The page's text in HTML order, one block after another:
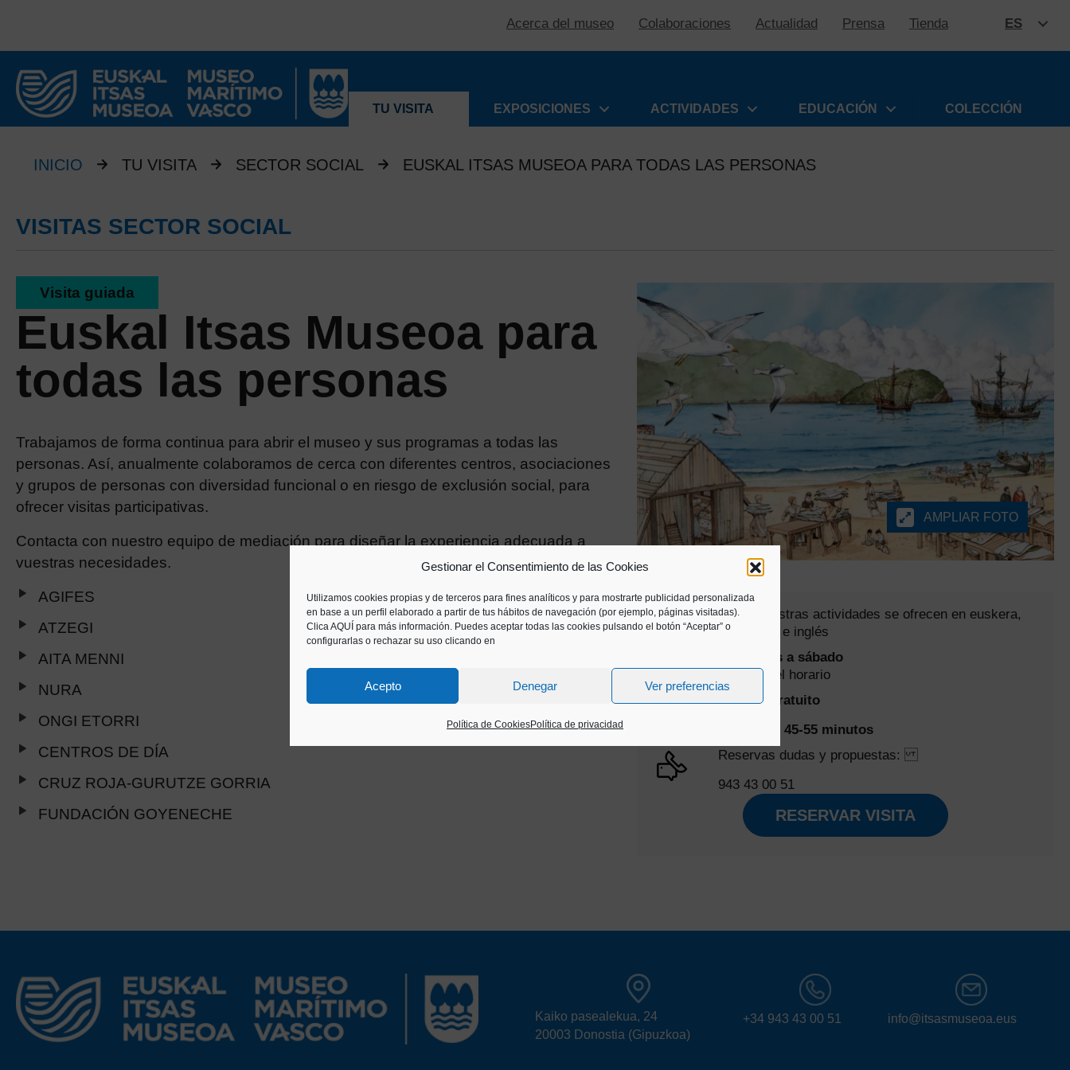
Gestionar el Consentimiento de las Cookies
Utilizamos cookies propias y de terceros para fines analíticos y para mostrarte publicidad personalizada
en base a un perfil elaborado a partir de tus hábitos de navegación (por ejemplo, páginas visitadas).
Clica AQUÍ para más información. Puedes aceptar todas las cookies pulsando el botón “Aceptar” o
configurarlas o rechazar su uso clicando en
Acepto Denegar Ver preferencias
Política de CookiesPolítica de privacidad
Acerca del museo Colaboraciones Actualidad Prensa Tienda ES
TU VISITA
EXPOSICIONES ACTIVIDADES EDUCACIÓN COLECCIÓN
INICIO TU VISITA SECTOR SOCIAL EUSKAL ITSAS MUSEOA PARA TODAS LAS PERSONAS
VISITAS SECTOR SOCIAL
Visita guiada
Euskal Itsas Museoa para
todas las personas
Trabajamos de forma continua para abrir el museo y sus programas a todas las
personas. Así, anualmente colaboramos de cerca con diferentes centros, asociaciones
y grupos de personas con diversidad funcional o en riesgo de exclusión social, para
ofrecer visitas participativas.
Contacta con nuestro equipo de mediación para diseñar la experiencia adecuada a
vuestras necesidades.
AGIFES
ATZEGI
AITA MENNI
NURA
ONGI ETORRI
CENTROS DE DÍA
CRUZ ROJA-GURUTZE GORRIA
FUNDACIÓN GOYENECHE
AMPLIAR FOTO
Todas nuestras actividades se ofrecen en euskera,
castellano e inglés
De martes a sábado
Consulta el horario
Precio: Gratuito
Duración: 45-55 minutos
Reservas dudas y propuestas:
943 43 00 51
RESERVAR VISITA
Kaiko pasealekua, 24
20003 Donostia (Gipuzkoa)
+34 943 43 00 51 info@itsasmuseoa.eus